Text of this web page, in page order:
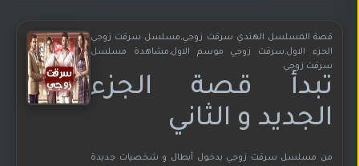
قصة المسلسل الهندي سرقت زوجي,مسلسل سرقت زوجي
الجزء الاول,سرقت زوجي موسم الاول,مشاهدة مسلسل
سرقت زوجي
تبدأ قصة الجزء
الجديد و الثاني
من مسلسل سرقت زوجي بدخول أبطال و شخصيات جديدة